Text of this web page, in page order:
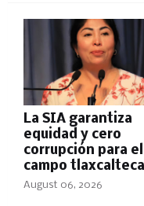
La SIA garantiza
equidad y cero
corrupción para el
campo tlaxcalteca
August 06, 2026